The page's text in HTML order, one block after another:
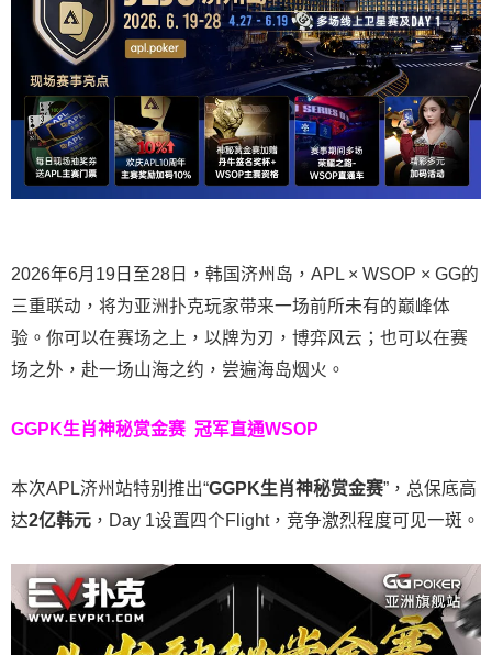
2026年6月19日至28日，韩国济州岛，APL × WSOP × GG的
三重联动，将为亚洲扑克玩家带来一场前所未有的巅峰体
验。 你可以在赛场之上，以牌为刃，博弈风云；也可以在赛
场之外，赴一场山海之约，尝遍海岛烟火。
GGPK生肖神秘赏金赛 冠军直通WSOP
本次APL济州站特别推出“GGPK生肖神秘赏金赛”，总保底高
达2亿韩元 ，Day 1设置四个Flight，竞争激烈程度可见一斑。